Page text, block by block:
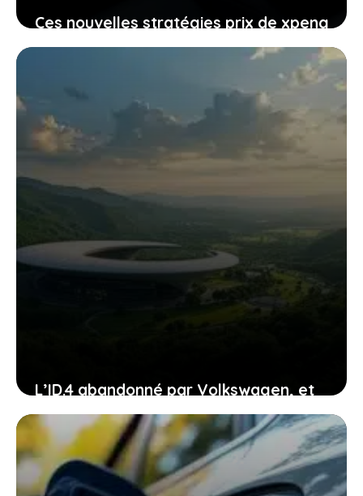
Ces nouvelles stratégies prix de xpeng
contre le modèle y de tesla
L’ID.4 abandonné par Volkswagen, et
si c’était le début d’une nouvelle ère
pour vous ?
24 janvier 2026